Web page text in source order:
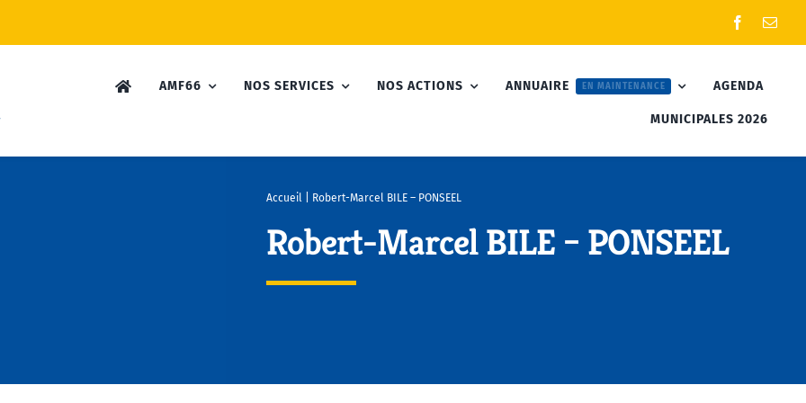
AMF66 NOS SERVICES NOS ACTIONS ANNUAIRE EN MAINTENANCE AGENDA
MUNICIPALES 2026
Accueil| Robert-Marcel BILE – PONSEEL
Robert-Marcel BILE – PONSEEL